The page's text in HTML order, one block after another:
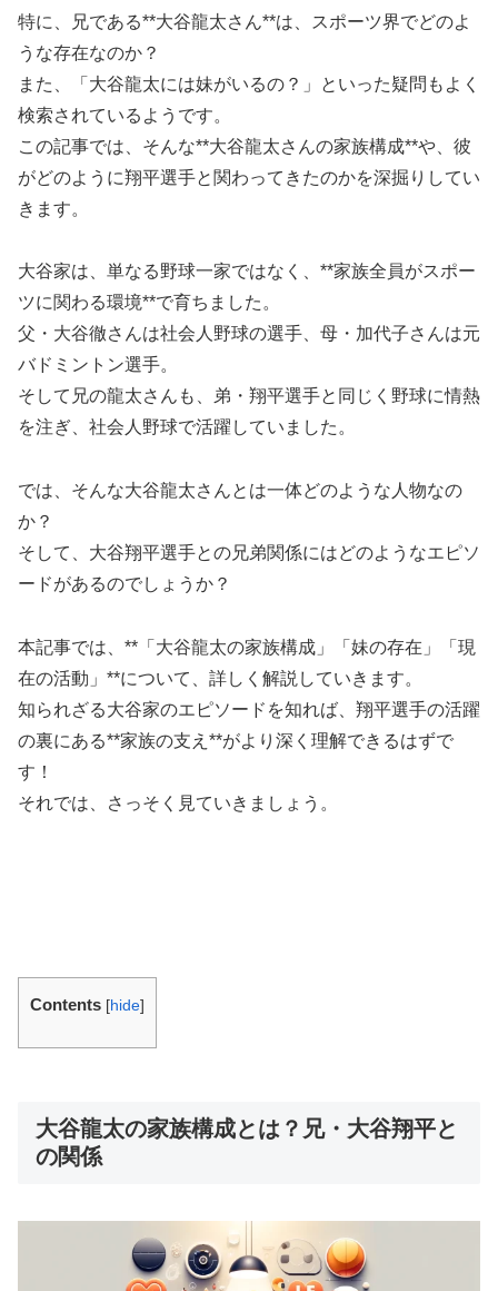
特に、兄である**大谷龍太さん**は、スポーツ界でどのよ
うな存在なのか？
また、「大谷龍太には妹がいるの？」といった疑問もよく
検索されているようです。
この記事では、そんな**大谷龍太さんの家族構成**や、彼
がどのように翔平選手と関わってきたのかを深掘りしてい
きます。
大谷家は、単なる野球一家ではなく、**家族全員がスポー
ツに関わる環境**で育ちました。
父・大谷徹さんは社会人野球の選手、母・加代子さんは元
バドミントン選手。
そして兄の龍太さんも、弟・翔平選手と同じく野球に情熱
を注ぎ、社会人野球で活躍していました。
では、そんな大谷龍太さんとは一体どのような人物なの
か？
そして、大谷翔平選手との兄弟関係にはどのようなエピソ
ードがあるのでしょうか？
本記事では、**「大谷龍太の家族構成」「妹の存在」「現
在の活動」**について、詳しく解説していきます。
知られざる大谷家のエピソードを知れば、翔平選手の活躍
の裏にある**家族の支え**がより深く理解できるはずで
す！
それでは、さっそく見ていきましょう。
Contents [hide]
大谷龍太の家族構成とは？兄・大谷翔平と
の関係